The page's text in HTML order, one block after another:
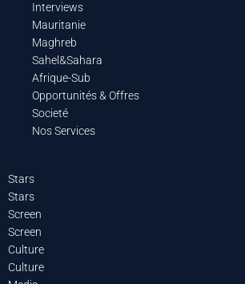
Interviews
Mauritanie
Maghreb
Sahel&Sahara
Afrique-Sub
Opportunités & Offres
Societé
Nos Services
Stars
Stars
Screen
Screen
Culture
Culture